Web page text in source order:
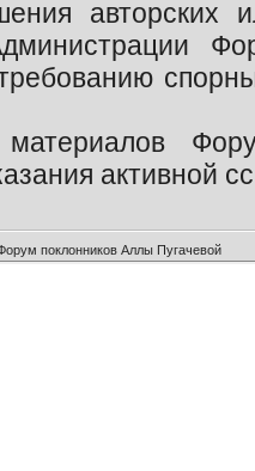
авторских
материалов
активной
поклонников Аллы Пугачевой